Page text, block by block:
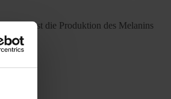
ist die Produktion des Melanins